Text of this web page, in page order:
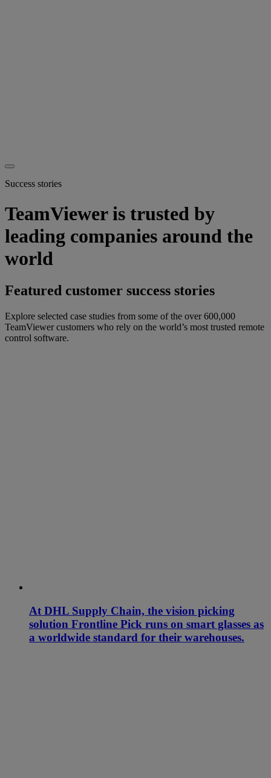
Success stories
TeamViewer is trusted by
leading companies around the
world
Featured customer success stories
Explore selected case studies from some of the over 600,000
TeamViewer customers who rely on the world’s most trusted remote
control software.
At DHL Supply Chain, the vision picking
solution Frontline Pick runs on smart glasses as
a worldwide standard for their warehouses.